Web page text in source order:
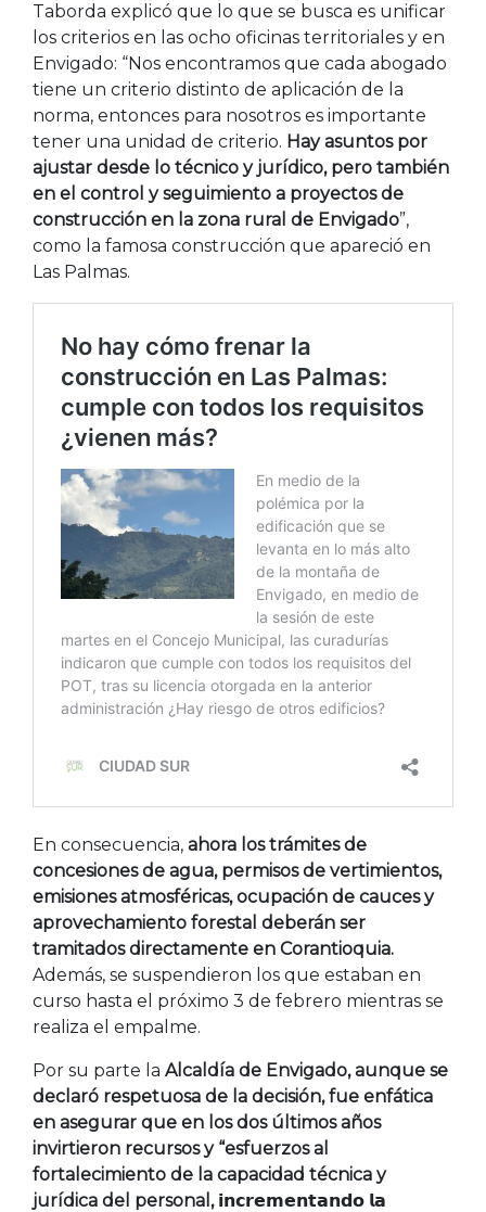
Taborda explicó que lo que se busca es unificar
los criterios en las ocho oficinas territoriales y en
Envigado: “Nos encontramos que cada abogado
tiene un criterio distinto de aplicación de la
norma, entonces para nosotros es importante
tener una unidad de criterio. Hay asuntos por
ajustar desde lo técnico y jurídico, pero también
en el control y seguimiento a proyectos de
construcción en la zona rural de Envigado”,
como la famosa construcción que apareció en
Las Palmas.
En consecuencia, ahora los trámites de
concesiones de agua, permisos de vertimientos,
emisiones atmosféricas, ocupación de cauces y
aprovechamiento forestal deberán ser
tramitados directamente en Corantioquia.
Además, se suspendieron los que estaban en
curso hasta el próximo 3 de febrero mientras se
realiza el empalme.
Por su parte la Alcaldía de Envigado, aunque se
declaró respetuosa de la decisión, fue enfática
en asegurar que en los dos últimos años
invirtieron recursos y “esfuerzos al
fortalecimiento de la capacidad técnica y
jurídica del personal,𝗶𝗻𝗰𝗿𝗲𝗺𝗲𝗻𝘁𝗮𝗻𝗱𝗼 𝗹𝗮